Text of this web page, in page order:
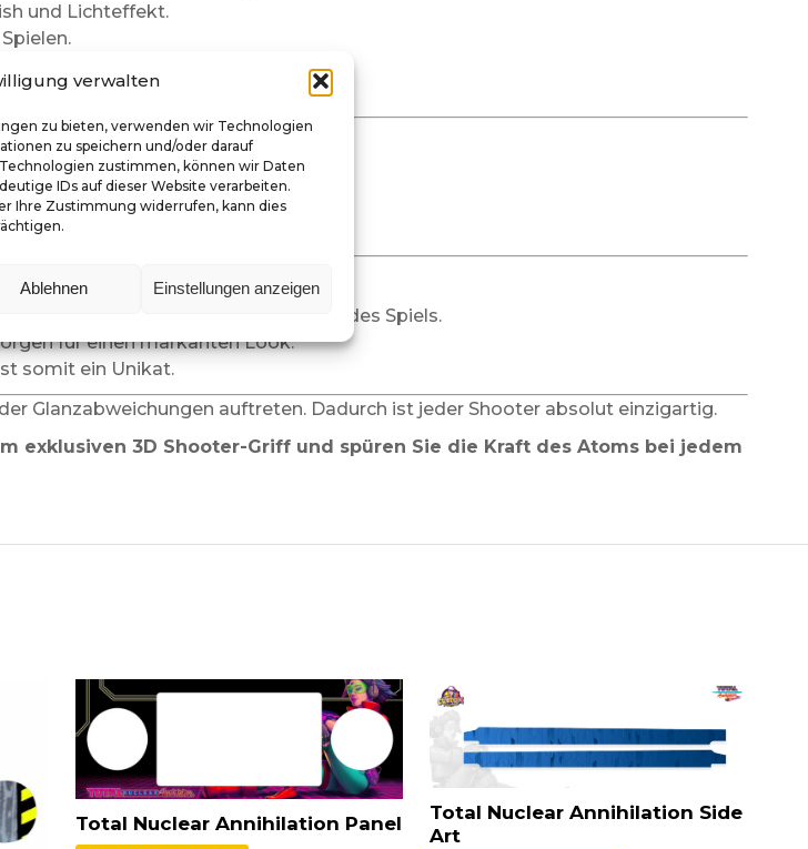
verwalten
zu bieten, verwenden wir Technologien
zu speichern und/oder darauf
zustimmen, können wir Daten
IDs auf dieser Website verarbeiten.
Ihre Zustimmung widerrufen, kann dies
Ablehnen Einstellungen anzeigen
und Lichteffekt.
Ästhetik des Spiels wider.
aus.
Griff wählen?
perfekt die explosive Energie des Spiels.
für einen markanten Look.
somit ein Unikat.
Glanzabweichungen auftreten. Dadurch ist jeder Shooter absolut einzigartig.
exklusiven 3D Shooter-Griff und spüren Sie die Kraft des Atoms bei jedem
Total Nuclear Annihilation Panel
Total Nuclear Annihilation Side
Art